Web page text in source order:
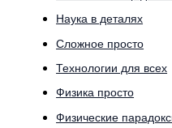
Наука в деталях
Сложное просто
Технологии для всех
Физика просто
Физические